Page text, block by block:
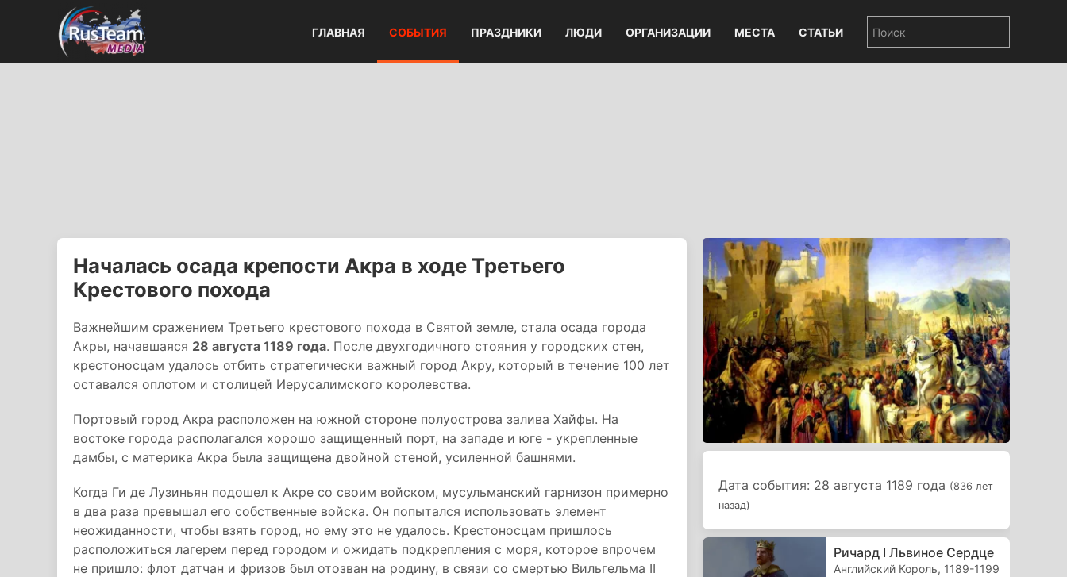
ГЛАВНАЯ СОБЫТИЯ ПРАЗДНИКИ ЛЮДИ ОРГАНИЗАЦИИ МЕСТА СТАТЬИ
Началась осада крепости Акра в ходе Третьего
Крестового похода
Важнейшим сражением Третьего крестового похода в Святой земле, стала осада города
Акры, начавшаяся 28 августа 1189 года. После двухгодичного стояния у городских стен,
крестоносцам удалось отбить стратегически важный город Акру, который в течение 100 лет
оставался оплотом и столицей Иерусалимского королевства.
Портовый город Акра расположен на южной стороне полуострова залива Хайфы. На
востоке города располагался хорошо защищенный порт, на западе и юге - укрепленные
дамбы, с материка Акра была защищена двойной стеной, усиленной башнями.
Когда Ги де Лузиньян подошел к Акре со своим войском, мусульманский гарнизон примерно
в два раза превышал его собственные войска. Он попытался использовать элемент
неожиданности, чтобы взять город, но ему это не удалось. Крестоносцам пришлось
расположиться лагерем перед городом и ожидать подкрепления с моря, которое впрочем
не пришло: флот датчан и фризов был отозван на родину, в связи со смертью Вильгельма II
Дата события: 28 августа 1189 года (836 лет
назад)
Ричард I Львиное Сердце
Английский Король, 1189-1199